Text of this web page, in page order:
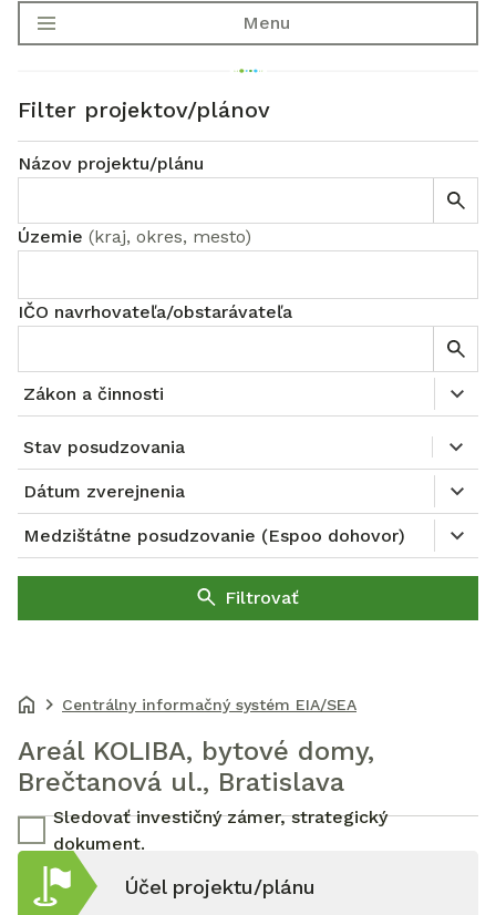
Menu
Filter projektov/plánov
Názov projektu/plánu
Územie (kraj, okres, mesto)
IČO navrhovateľa/obstarávateľa
Zákon a činnosti
Stav posudzovania
Dátum zverejnenia
Medzištátne posudzovanie (Espoo dohovor)
Filtrovať
Centrálny informačný systém EIA/SEA
Areál KOLIBA, bytové domy,
Brečtanová ul., Bratislava
Sledovať investičný zámer, strategický
dokument.
Účel projektu/plánu